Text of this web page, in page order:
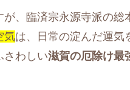
、臨済宗永源寺派の総
気は、日常の淀んだ運気
さわしい滋賀の厄除け最